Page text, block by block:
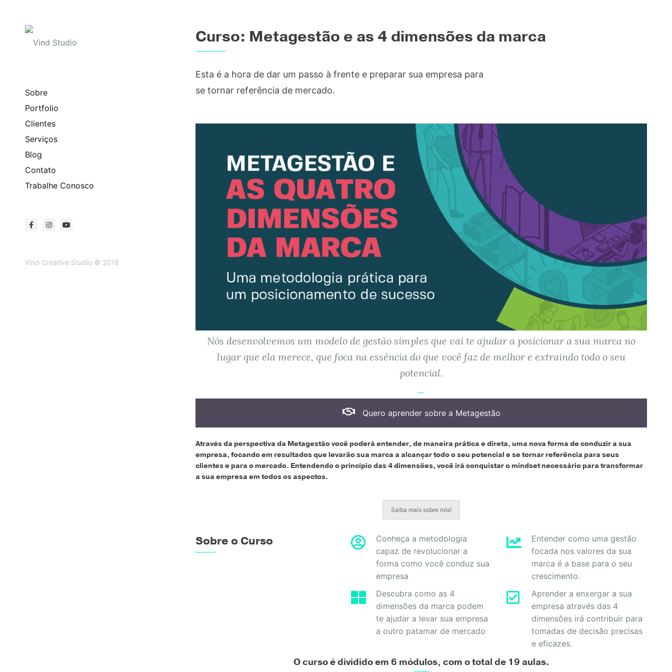
Sobre
Portfolio
Clientes
Serviços
Blog
Contato
Trabalhe Conosco
Vind Creative Studio © 2018
Curso: Metagestão e as 4 dimensões da marca
Esta é a hora de dar um passo à frente e preparar sua empresa para
se tornar referência de mercado.
Nós desenvolvemos um modelo de gestão simples que vai te ajudar a posicionar a sua marca no
lugar que ela merece, que foca na essência do que você faz de melhor e extraindo todo o seu
potencial.
Quero aprender sobre a Metagestão
Através da perspectiva da Metagestão você poderá entender, de maneira prática e direta, uma nova forma de conduzir a sua
empresa, focando em resultados que levarão sua marca a alcançar todo o seu potencial e se tornar referência para seus
clientes e para o mercado. Entendendo o princípio das 4 dimensões, você irá conquistar o mindset necessário para transformar
a sua empresa em todos os aspectos.
Saiba mais sobre nós!
Sobre o Curso
Conheça a metodologia
capaz de revolucionar a
forma como você conduz sua
empresa
Descubra como as 4
dimensões da marca podem
te ajudar a levar sua empresa
a outro patamar de mercado
Entender como uma gestão
focada nos valores da sua
marca é a base para o seu
crescimento.
Aprender a enxergar a sua
empresa através das 4
dimensões irá contribuir para
tomadas de decisão precisas
e eficazes.
O curso é dividido em 6 módulos, com o total de 19 aulas.